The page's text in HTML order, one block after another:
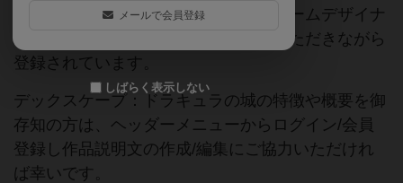
の情報は、ボドゲーマ運営事務局・ゲームデザイナ
ーご本人様・有志の皆様にご協力をいただきながら
登録されています。
デックスケープ：ドラキュラの城の特徴や概要を御
存知の方は、ヘッダーメニューからログイン/会員
登録し作品説明文の作成/編集にご協力いただけれ
ば幸いです。
メールで会員登録
しばらく表示しない